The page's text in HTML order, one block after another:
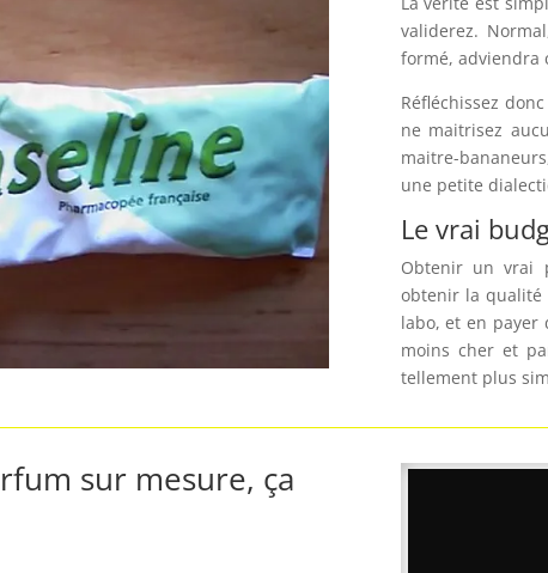
validerez.
formé, adviendra
Réfléchissez
ne maitrisez
maitre-
une petite
Le vrai
Obtenir un vrai
obtenir la qualité
labo, et en payer
moins cher et
tellement plus
sur mesure, ça